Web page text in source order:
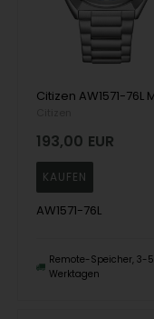
193,00 EUR
AW1571-76L
Remote-Speicher, 3-5
Werktagen